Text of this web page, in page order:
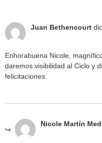
Juan Bethencourt
Enhorabuena Nicole,
daremos visibilidad al Ciclo y
felicitaciones.
Nicole Martín